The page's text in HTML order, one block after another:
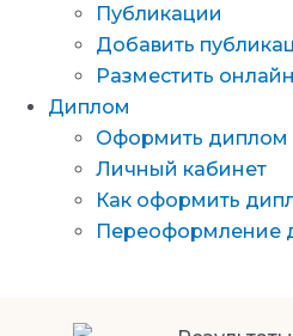
Публикации
Добавить
Разместить
Диплом
Оформить диплом
Личный кабинет
Как оформить
Переоформление